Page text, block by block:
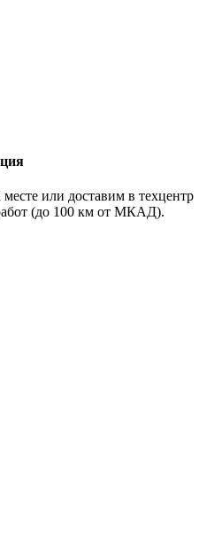
или доставим в техцентр
(до 100 км от МКАД).